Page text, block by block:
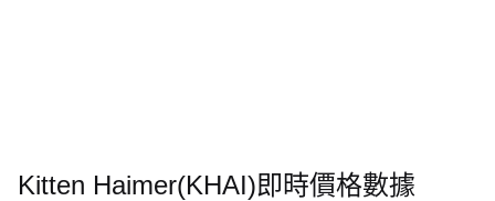
Kitten Haimer(KHAI)即時價格數據